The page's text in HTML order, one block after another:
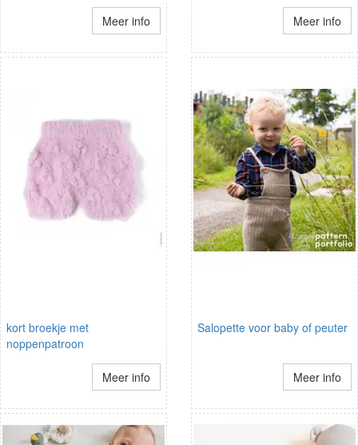
Meer info Meer info
kort broekje met
noppenpatroon
Meer info
Salopette voor baby of peuter
Meer info